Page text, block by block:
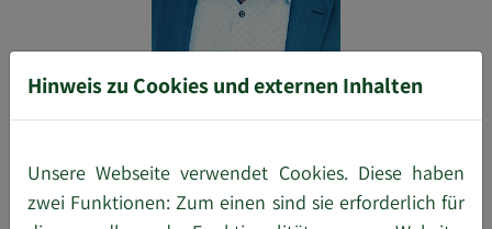
Christoph Kießling
Hinweis zu Cookies und externen Inhalten
Unsere Webseite verwendet Cookies. Diese haben
zwei Funktionen: Zum einen sind sie erforderlich für